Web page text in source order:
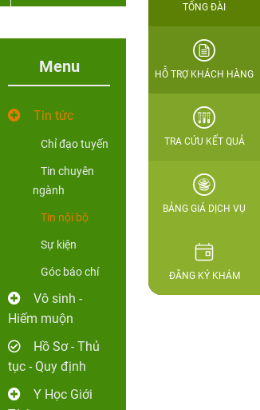
Menu
Tin tức
Chỉ đạo tuyến
Tin chuyên
ngành
Tin nội bộ
Sự kiện
Góc báo chí
Vô sinh -
Hiếm muộn
Hồ Sơ - Thủ
tục - Quy định
Y Học Giới
TỔNG ĐÀI
HỖ TRỢ KHÁCH HÀNG
TRA CỨU KẾT QUẢ
BẢNG GIÁ DỊCH VỤ
ĐĂNG KÝ KHÁM